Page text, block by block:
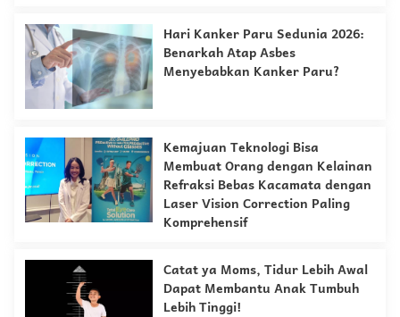
Hari Kanker Paru Sedunia 2026:
Benarkah Atap Asbes
Menyebabkan Kanker Paru?
Kemajuan Teknologi Bisa
Membuat Orang dengan Kelainan
Refraksi Bebas Kacamata dengan
Laser Vision Correction Paling
Komprehensif
Catat ya Moms, Tidur Lebih Awal
Dapat Membantu Anak Tumbuh
Lebih Tinggi!